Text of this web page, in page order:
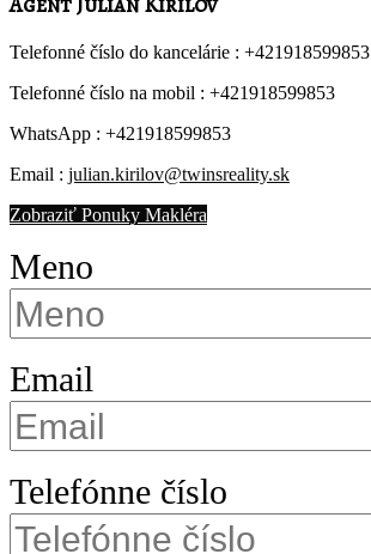
Telefonné číslo do kancelárie : +421918599853
Telefonné číslo na mobil : +421918599853
WhatsApp : +421918599853
Email : julian.kirilov@twinsreality.sk
Zobraziť Ponuky Makléra
Meno
Email
Telefónne číslo